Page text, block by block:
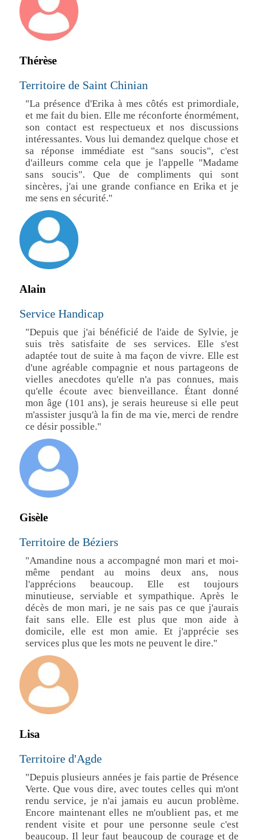
Thérèse
Territoire de Saint Chinian
"La présence d'Erika à mes côtés est primordiale,
et me fait du bien. Elle me réconforte énormément,
son contact est respectueux et nos discussions
intéressantes. Vous lui demandez quelque chose et
sa réponse immédiate est "sans soucis", c'est
d'ailleurs comme cela que je l'appelle "Madame
sans soucis". Que de compliments qui sont
sincères, j'ai une grande confiance en Erika et je
me sens en sécurité."
Alain
Service Handicap
"Depuis que j'ai bénéficié de l'aide de Sylvie, je
suis très satisfaite de ses services. Elle s'est
adaptée tout de suite à ma façon de vivre. Elle est
d'une agréable compagnie et nous partageons de
vielles anecdotes qu'elle n'a pas connues, mais
qu'elle écoute avec bienveillance. Étant donné
mon âge (101 ans), je serais heureuse si elle peut
m'assister jusqu'à la fin de ma vie, merci de rendre
ce désir possible."
Gisèle
Territoire de Béziers
"Amandine nous a accompagné mon mari et moi-
même pendant au moins deux ans, nous
l'apprécions beaucoup. Elle est toujours
minutieuse, serviable et sympathique. Après le
décès de mon mari, je ne sais pas ce que j'aurais
fait sans elle. Elle est plus que mon aide à
domicile, elle est mon amie. Et j'apprécie ses
services plus que les mots ne peuvent le dire."
Lisa
Territoire d'Agde
"Depuis plusieurs années je fais partie de Présence
Verte. Que vous dire, avec toutes celles qui m'ont
rendu service, je n'ai jamais eu aucun problème.
Encore maintenant elles ne m'oublient pas, et me
rendent visite et pour une personne seule c'est
beaucoup. Il leur faut beaucoup de courage et de